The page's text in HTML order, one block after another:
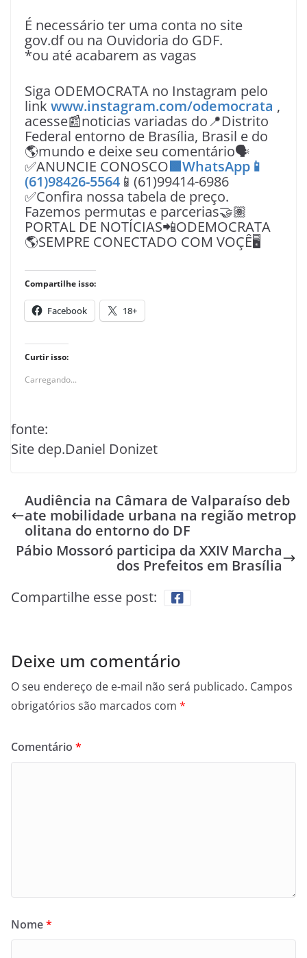
É necessário ter uma conta no site
gov.df ou na Ouvidoria do GDF.
*ou até acabarem as vagas
Siga ODEMOCRATA no Instagram pelo
link www.instagram.com/odemocrata ,
acesse📰noticias variadas do📍Distrito
Federal entorno de Brasília, Brasil e do
🌎mundo e deixe seu comentário🗣
✅ANUNCIE CONOSCO🟩WhatsApp📱
(61)98426-5564 📱(61)99414-6986
✅Confira nossa tabela de preço.
Fazemos permutas e parcerias🤝🏽
PORTAL DE NOTÍCIAS📲ODEMOCRATA
🌎SEMPRE CONECTADO COM VOÇÊ🖥️
Compartilhe isso:
Facebook 18+
Curtir isso:
Carregando...
fonte:
Site dep.Daniel Donizet
Audiência na Câmara de Valparaíso deb
ate mobilidade urbana na região metrop
olitana do entorno do DF
Pábio Mossoró participa da XXIV Marcha
dos Prefeitos em Brasília
Compartilhe esse post:
Deixe um comentário
O seu endereço de e-mail não será publicado. Campos
obrigatórios são marcados com *
Comentário *
Nome*